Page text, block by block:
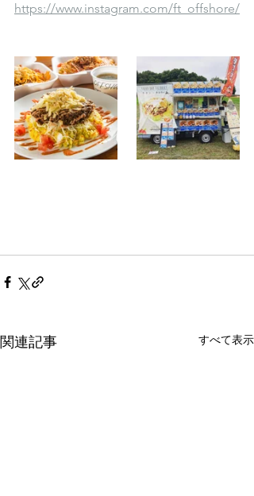
https://www.instagram.com/ft_offshore/
関連記事 すべて表示